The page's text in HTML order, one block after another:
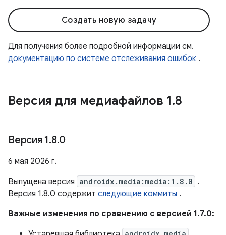
Создать новую задачу
Для получения более подробной информации см.
документацию по системе отслеживания ошибок .
Версия для медиафайлов 1.8
Версия 1.8.0
6 мая 2026 г.
Выпущена версия androidx.media:media:1.8.0 .
Версия 1.8.0 содержит следующие коммиты .
Важные изменения по сравнению с версией 1.7.0: